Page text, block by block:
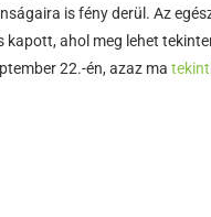
is fény derül. Az
kapott, ahol meg lehet
22.-én, azaz ma